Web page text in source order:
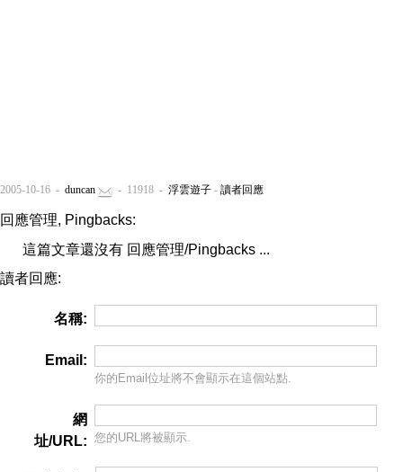
2005-10-16 - duncan - 11918 - 浮雲遊子 - 讀者回應
回應管理, Pingbacks:
這篇文章還沒有 回應管理/Pingbacks ...
讀者回應:
名稱:
Email:
你的Email位址將不會顯示在這個站點.
網
址/URL: 您的URL將被顯示.